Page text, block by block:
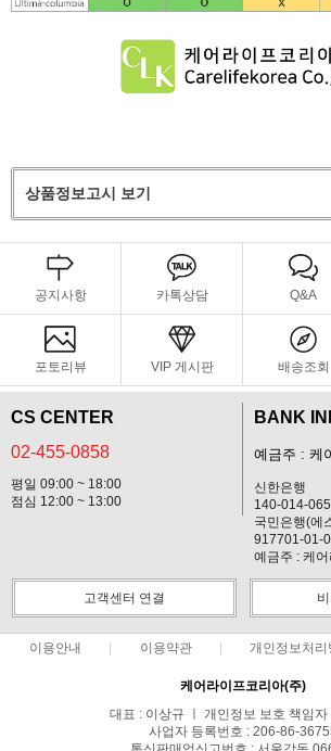
상품정보고시 보기
공지사항 카톡상담 Q&A
포토리뷰 VIP 게시판 배송조회
CS CENTER
02-455-0858
평일 09:00 ~ 18:00
점심 12:00 ~ 13:00
BANK
예금주 : 케
신한은행
140-014-
국민은행(에
917701-01-
예금주 : 케
고객센터 연결
이용안내 이용약관 개인정보처리
케어라이프코리아(주)
대표 : 이상규 ㅣ 개인정보 보호 책임자
사업자 등록번호 : 206-86-